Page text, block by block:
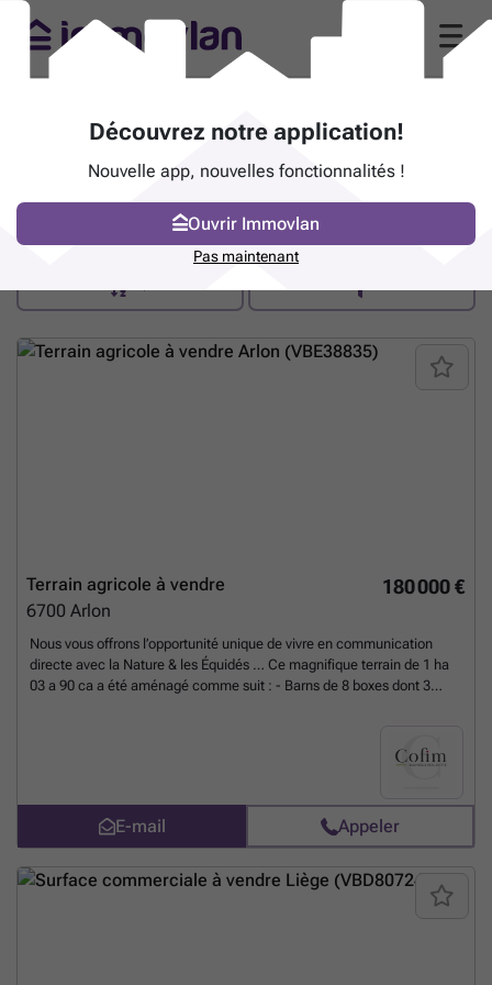
(4190 Ferrières)
Rue de Godinry 2 - 4190 Ferrières
Contacter
180 000 €
Terrain agricole à vendre
6700 Arlon
Nous vous offrons l’opportunité unique de vivre en communication
directe avec la Nature & les Équidés … Ce magnifique terrain de 1 ha
03 a 90 ca a été aménagé comme suit : - Barns de 8 boxes dont 3
photovoltaïques avec batteries, cuves de récupérations d’eau,
E-mail Appeler
Découvrez notre application!
Nouvelle app, nouvelles fonctionnalités !
Ouvrir Immovlan
Pas maintenant